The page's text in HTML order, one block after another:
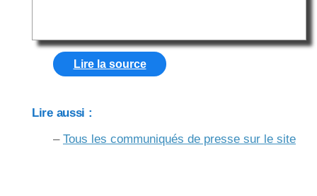
Lire la source
Lire aussi :
– Tous les communiqués de presse sur le site